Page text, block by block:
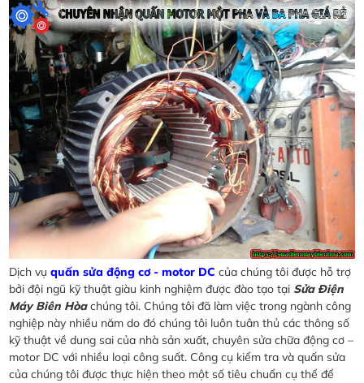
Dịch vụquấn sửa động cơ - motor DC của chúng tôi được hỗ trợ
bởi đội ngũ kỹ thuật giàu kinh nghiệm được đào tạo tại Sửa Điện
Máy Biên Hòachúng tôi. Chúng tôi đã làm việc trong ngành công
nghiệp này nhiều năm do đó chúng tôi luôn tuân thủ các thông số
kỹ thuật về dung sai của nhà sản xuất, chuyên sửa chữa động cơ –
motor DC với nhiều loại công suất. Công cụ kiểm tra và quấn sửa
của chúng tôi được thực hiện theo một số tiêu chuẩn cụ thể để